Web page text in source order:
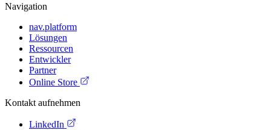
Navigation
nav.platform
Lösungen
Ressourcen
Entwickler
Partner
Online Store
Kontakt aufnehmen
LinkedIn